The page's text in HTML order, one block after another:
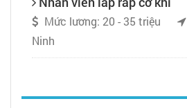
Mức lương: 20 - 35 triệu
Ninh